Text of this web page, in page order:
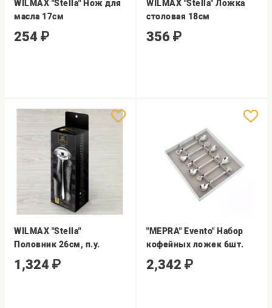
WILMAX "Stella" Нож для
масла 17см
254 ₽
WILMAX "Stella" Ложка
столовая 18см
356 ₽
WILMAX "Stella"
Половник 26см, п.у.
1,324 ₽
"MEPRA" Evento" Набор
кофейных ложек 6шт.
2,342 ₽